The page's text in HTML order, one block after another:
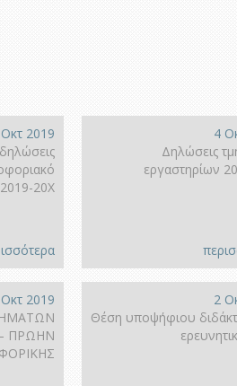
2019
20Χ
4
Δηλώσεις
εργαστηρίων
2019
ΠΡΩΗΝ
2
Θέση υποψήφιου